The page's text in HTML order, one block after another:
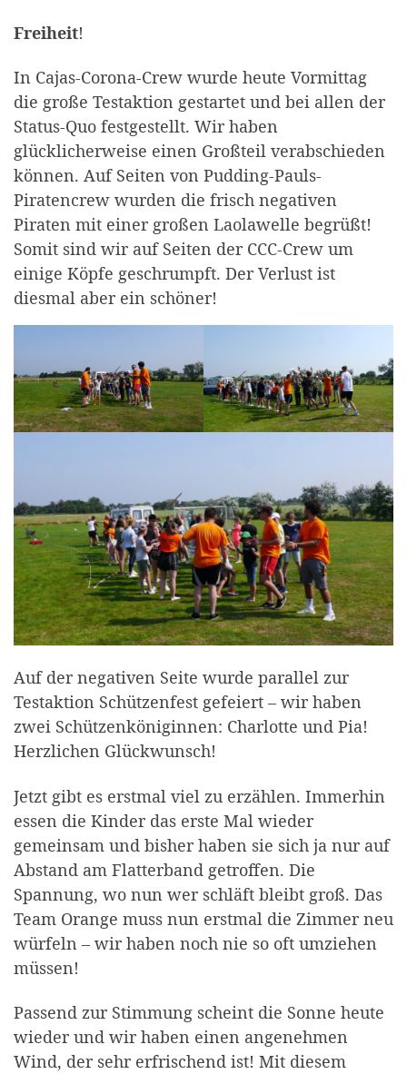
Freiheit!
In Cajas-Corona-Crew wurde heute Vormittag
die große Testaktion gestartet und bei allen der
Status-Quo festgestellt. Wir haben
glücklicherweise einen Großteil verabschieden
können. Auf Seiten von Pudding-Pauls-
Piratencrew wurden die frisch negativen
Piraten mit einer großen Laolawelle begrüßt!
Somit sind wir auf Seiten der CCC-Crew um
einige Köpfe geschrumpft. Der Verlust ist
diesmal aber ein schöner!
Auf der negativen Seite wurde parallel zur
Testaktion Schützenfest gefeiert – wir haben
zwei Schützenköniginnen: Charlotte und Pia!
Herzlichen Glückwunsch!
Jetzt gibt es erstmal viel zu erzählen. Immerhin
essen die Kinder das erste Mal wieder
gemeinsam und bisher haben sie sich ja nur auf
Abstand am Flatterband getroffen. Die
Spannung, wo nun wer schläft bleibt groß. Das
Team Orange muss nun erstmal die Zimmer neu
würfeln – wir haben noch nie so oft umziehen
müssen!
Passend zur Stimmung scheint die Sonne heute
wieder und wir haben einen angenehmen
Wind, der sehr erfrischend ist! Mit diesem